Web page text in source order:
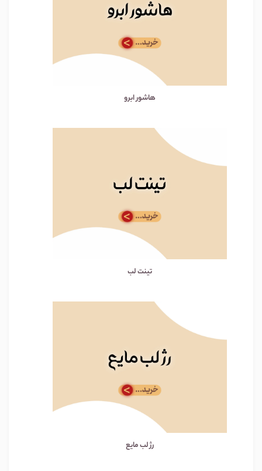
هاشور ابرو
تینت لب
رژ لب مایع